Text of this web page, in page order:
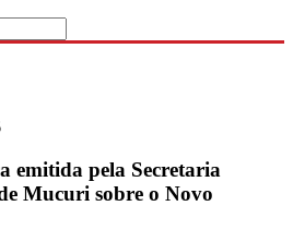
emitida pela Secretaria
Mucuri sobre o Novo